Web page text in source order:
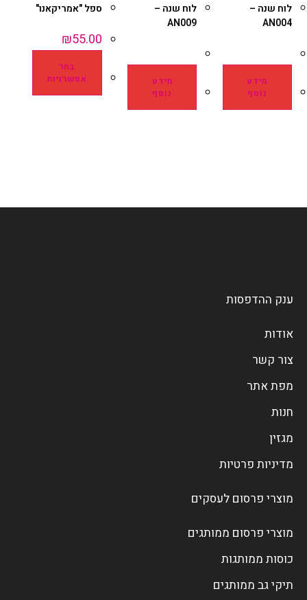
לוח שנה –
AN004
מידע
נוסף
לוח שנה –
AN009
מידע
נוסף
ספל "אמריקאנו"
₪55.00
בחר
אפשרויות
ענק ההדפסות
אודות
צור קשר
מפת אתר
חנות
מגזין
מדיניות פרטיות
מוצרי פרסום לעסקים
מוצרי פרסום ממותגים
כוסות ממותגות
תיקי גב ממותגים